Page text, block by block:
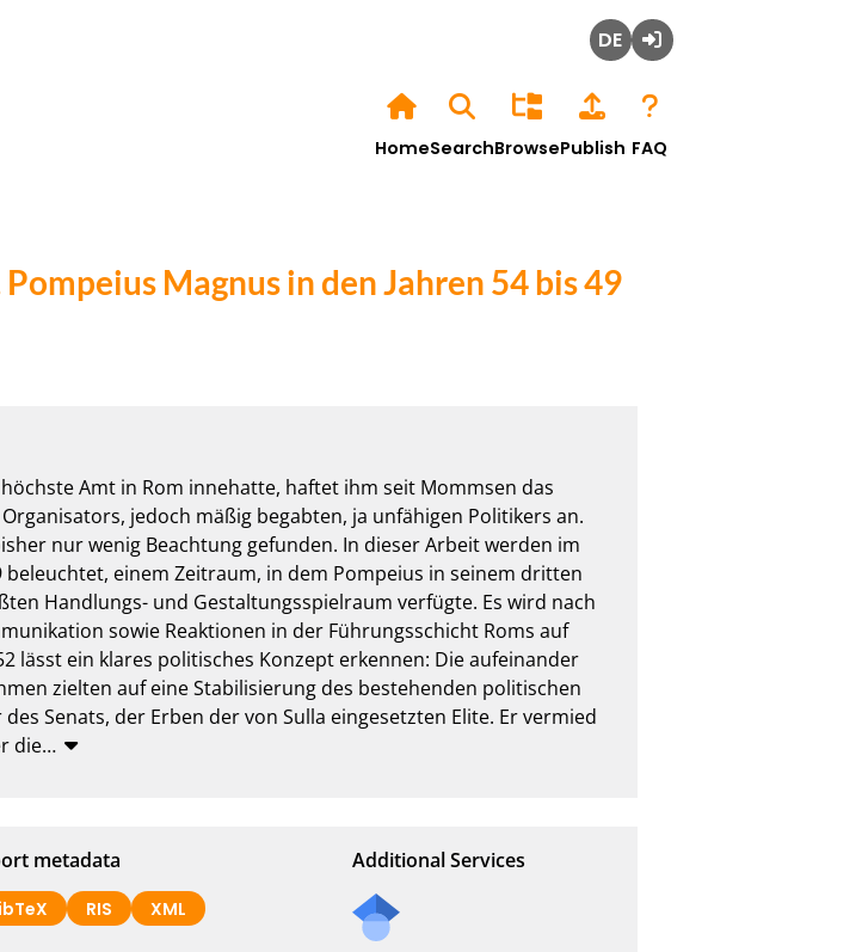
HomeSearchBrowsePublish FAQ
Magnus in den Jahren 54 bis 49
Amt in Rom innehatte, haftet ihm seit Mommsen das
jedoch mäßig begabten, ja unfähigen Politikers an.
nur wenig Beachtung gefunden. In dieser Arbeit werden im
beleuchtet, einem Zeitraum, in dem Pompeius in seinem dritten
Handlungs- und Gestaltungsspielraum verfügte. Es wird nach
sowie Reaktionen in der Führungsschicht Roms auf
lässt ein klares politisches Konzept erkennen: Die aufeinander
zielten auf eine Stabilisierung des bestehenden politischen
Senats, der Erben der von Sulla eingesetzten Elite. Er vermied
die…
metadata
RIS XML
Additional Services